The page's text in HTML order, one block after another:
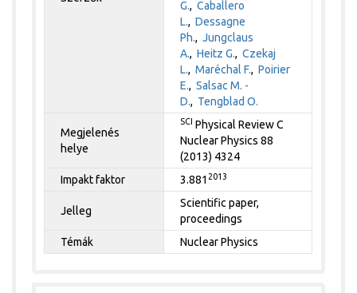
G.,Caballero
L.,Dessagne
Ph.,Jungclaus
A.,Heitz G.,Czekaj
L.,Maréchal F.,Poirier
E.,Salsac M. -
D., Tengblad O.
Megjelenés
helye
SCI Physical Review C
Nuclear Physics 88
(2013) 4324
Impakt faktor
3.881 2013
Jelleg
Scientific paper,
proceedings
Témák
Nuclear Physics